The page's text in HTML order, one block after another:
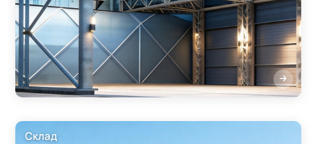
Склад